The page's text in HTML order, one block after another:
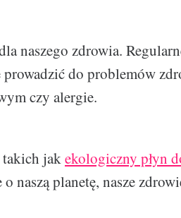
naszego zdrowia.
do problemów
czy alergie.
takich jak ekologiczny płyn
naszą planetę, nasze